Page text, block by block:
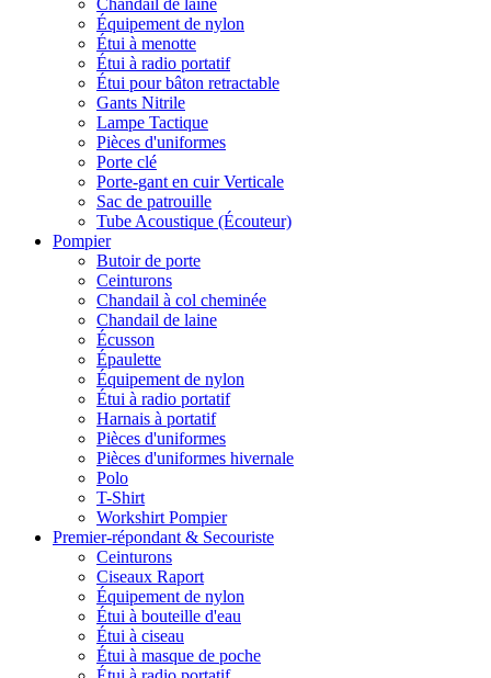
Chandail de laine
Équipement de nylon
Étui à menotte
Étui à radio portatif
Étui pour bâton retractable
Gants Nitrile
Lampe Tactique
Pièces d'uniformes
Porte clé
Porte-gant en cuir Verticale
Sac de patrouille
Tube Acoustique (Écouteur)
Pompier
Butoir de porte
Ceinturons
Chandail à col cheminée
Chandail de laine
Écusson
Épaulette
Équipement de nylon
Étui à radio portatif
Harnais à portatif
Pièces d'uniformes
Pièces d'uniformes hivernale
Polo
T-Shirt
Workshirt Pompier
Premier-répondant & Secouriste
Ceinturons
Ciseaux Raport
Équipement de nylon
Étui à bouteille d'eau
Étui à ciseau
Étui à masque de poche